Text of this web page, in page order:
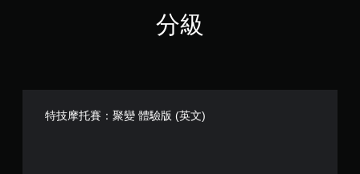
分級
特技摩托賽：聚變 體驗版 (英文)